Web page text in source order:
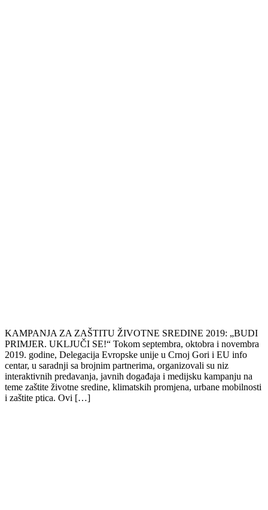
KAMPANJA ZA ZAŠTITU ŽIVOTNE SREDINE 2019: „BUDI
PRIMJER. UKLJUČI SE!“ Tokom septembra, oktobra i novembra
2019. godine, Delegacija Evropske unije u Crnoj Gori i EU info
centar, u saradnji sa brojnim partnerima, organizovali su niz
interaktivnih predavanja, javnih događaja i medijsku kampanju na
teme zaštite životne sredine, klimatskih promjena, urbane mobilnosti
i zaštite ptica. Ovi […]